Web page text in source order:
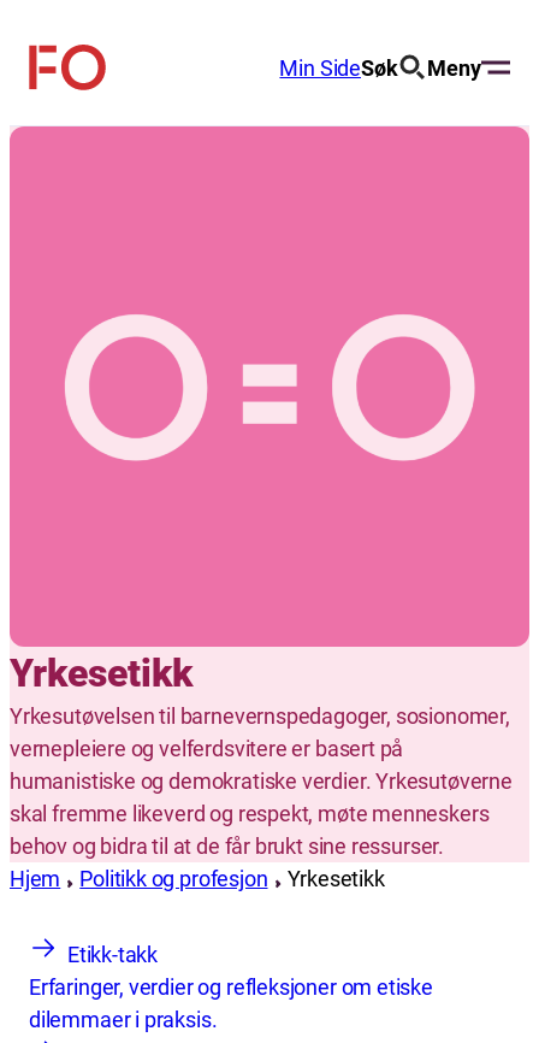
innhold
FO
(Fellesorganisasjonen)
Min SideSøk Meny
Yrkesetikk
Yrkesutøvelsen til barnevernspedagoger, sosionomer,
vernepleiere og velferdsvitere er basert på
humanistiske og demokratiske verdier. Yrkesutøverne
skal fremme likeverd og respekt, møte menneskers
behov og bidra til at de får brukt sine ressurser.
Hjem
Politikk og profesjon Yrkesetikk
Etikk-takk
Erfaringer, verdier og refleksjoner om etiske
dilemmaer i praksis.